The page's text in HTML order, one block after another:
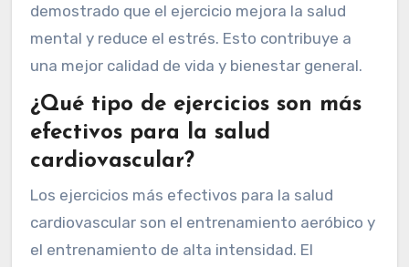
demostrado que el ejercicio mejora la salud
mental y reduce el estrés. Esto contribuye a
una mejor calidad de vida y bienestar general.
¿Qué tipo de ejercicios son más
efectivos para la salud
cardiovascular?
Los ejercicios más efectivos para la salud
cardiovascular son el entrenamiento aeróbico y
el entrenamiento de alta intensidad. El